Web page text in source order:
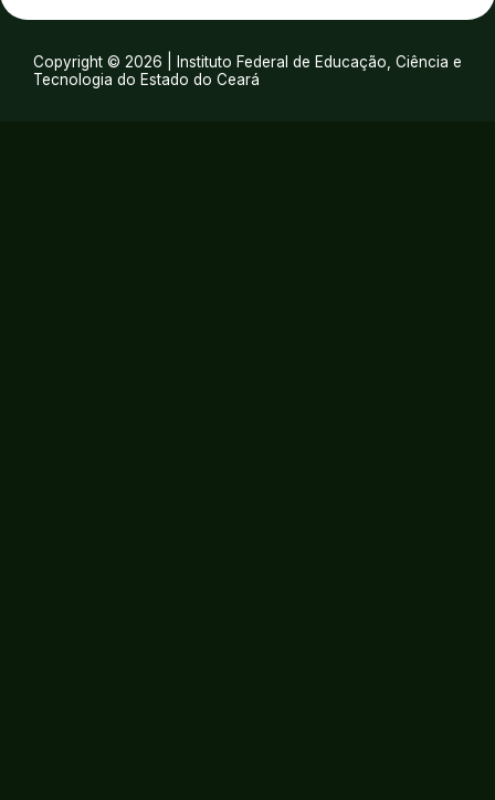
Copyright © 2026 | Instituto Federal de Educação, Ciência e
Tecnologia do Estado do Ceará